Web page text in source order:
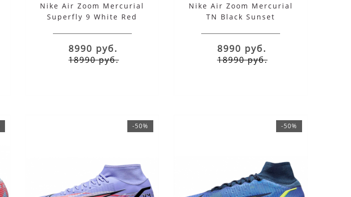
Nike Air Zoom Mercurial
Superfly 9 White Red
8990 руб.
18990 руб.
Nike Air Zoom Mercurial
TN Black Sunset
8990 руб.
18990 руб.
-50% -50%